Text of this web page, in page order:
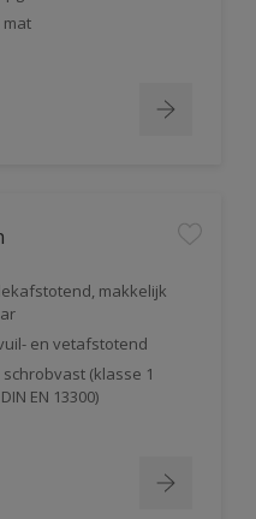
mat
makkelijk
en vetafstotend
schrobvast (klasse 1
EN 13300)